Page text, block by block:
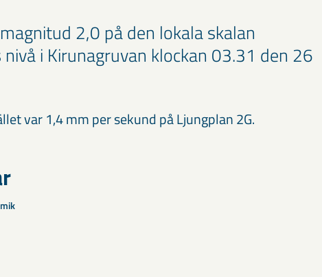
2,0 på den lokala skalan
i Kirunagruvan klockan 03.31 den 26
var 1,4 mm per sekund på Ljungplan 2G.